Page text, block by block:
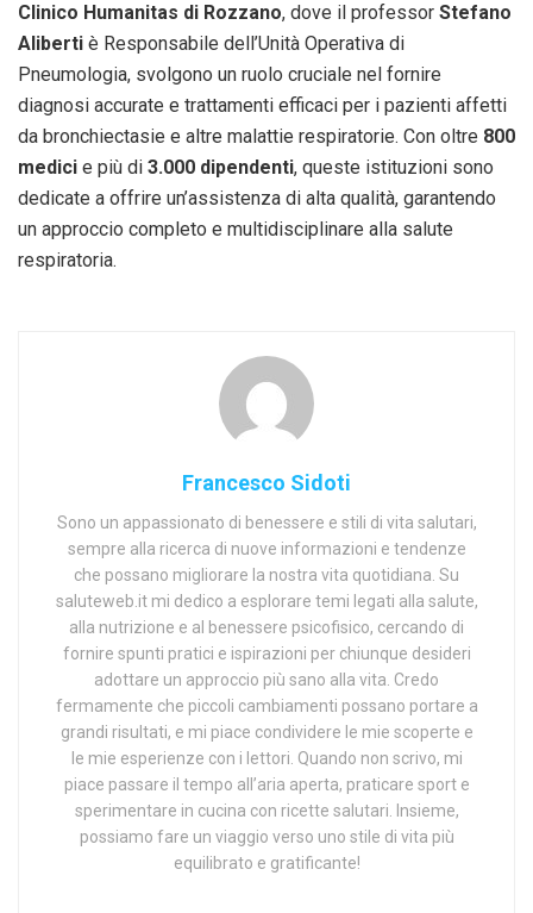
Clinico Humanitas di Rozzano, dove il professor Stefano
Aliberti è Responsabile dell’Unità Operativa di
Pneumologia, svolgono un ruolo cruciale nel fornire
diagnosi accurate e trattamenti efficaci per i pazienti affetti
da bronchiectasie e altre malattie respiratorie. Con oltre 800
medici e più di 3.000 dipendenti, queste istituzioni sono
dedicate a offrire un’assistenza di alta qualità, garantendo
un approccio completo e multidisciplinare alla salute
respiratoria.
Francesco Sidoti
Sono un appassionato di benessere e stili di vita salutari,
sempre alla ricerca di nuove informazioni e tendenze
che possano migliorare la nostra vita quotidiana. Su
saluteweb.it mi dedico a esplorare temi legati alla salute,
alla nutrizione e al benessere psicofisico, cercando di
fornire spunti pratici e ispirazioni per chiunque desideri
adottare un approccio più sano alla vita. Credo
fermamente che piccoli cambiamenti possano portare a
grandi risultati, e mi piace condividere le mie scoperte e
le mie esperienze con i lettori. Quando non scrivo, mi
piace passare il tempo all’aria aperta, praticare sport e
sperimentare in cucina con ricette salutari. Insieme,
possiamo fare un viaggio verso uno stile di vita più
equilibrato e gratificante!